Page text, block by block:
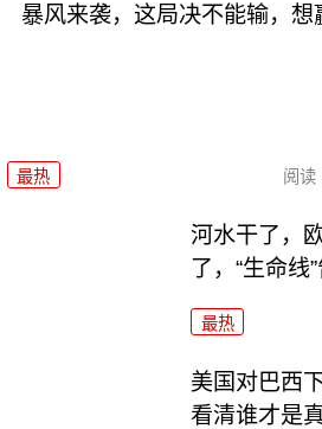
暴风来袭，这局决不能输，
最热 阅读
河水干了，
了，“生命线
最热
美国对巴西
看清谁才是